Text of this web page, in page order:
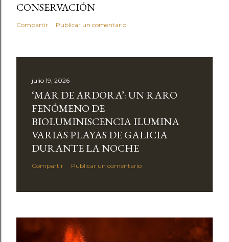
CONSERVACIÓN
Compartir Publicar un comentario
julio 19, 2026
‘MAR DE ARDORA’: UN RARO
FENÓMENO DE
BIOLUMINISCENCIA ILUMINA
VARIAS PLAYAS DE GALICIA
DURANTE LA NOCHE
Compartir Publicar un comentario